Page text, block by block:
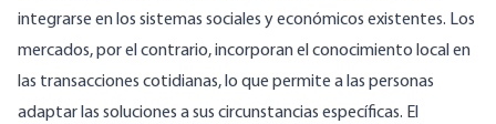
integrarse en los sistemas sociales y económicos existentes. Los
mercados, por el contrario, incorporan el conocimiento local en
las transacciones cotidianas, lo que permite a las personas
adaptar las soluciones a sus circunstancias específicas. El